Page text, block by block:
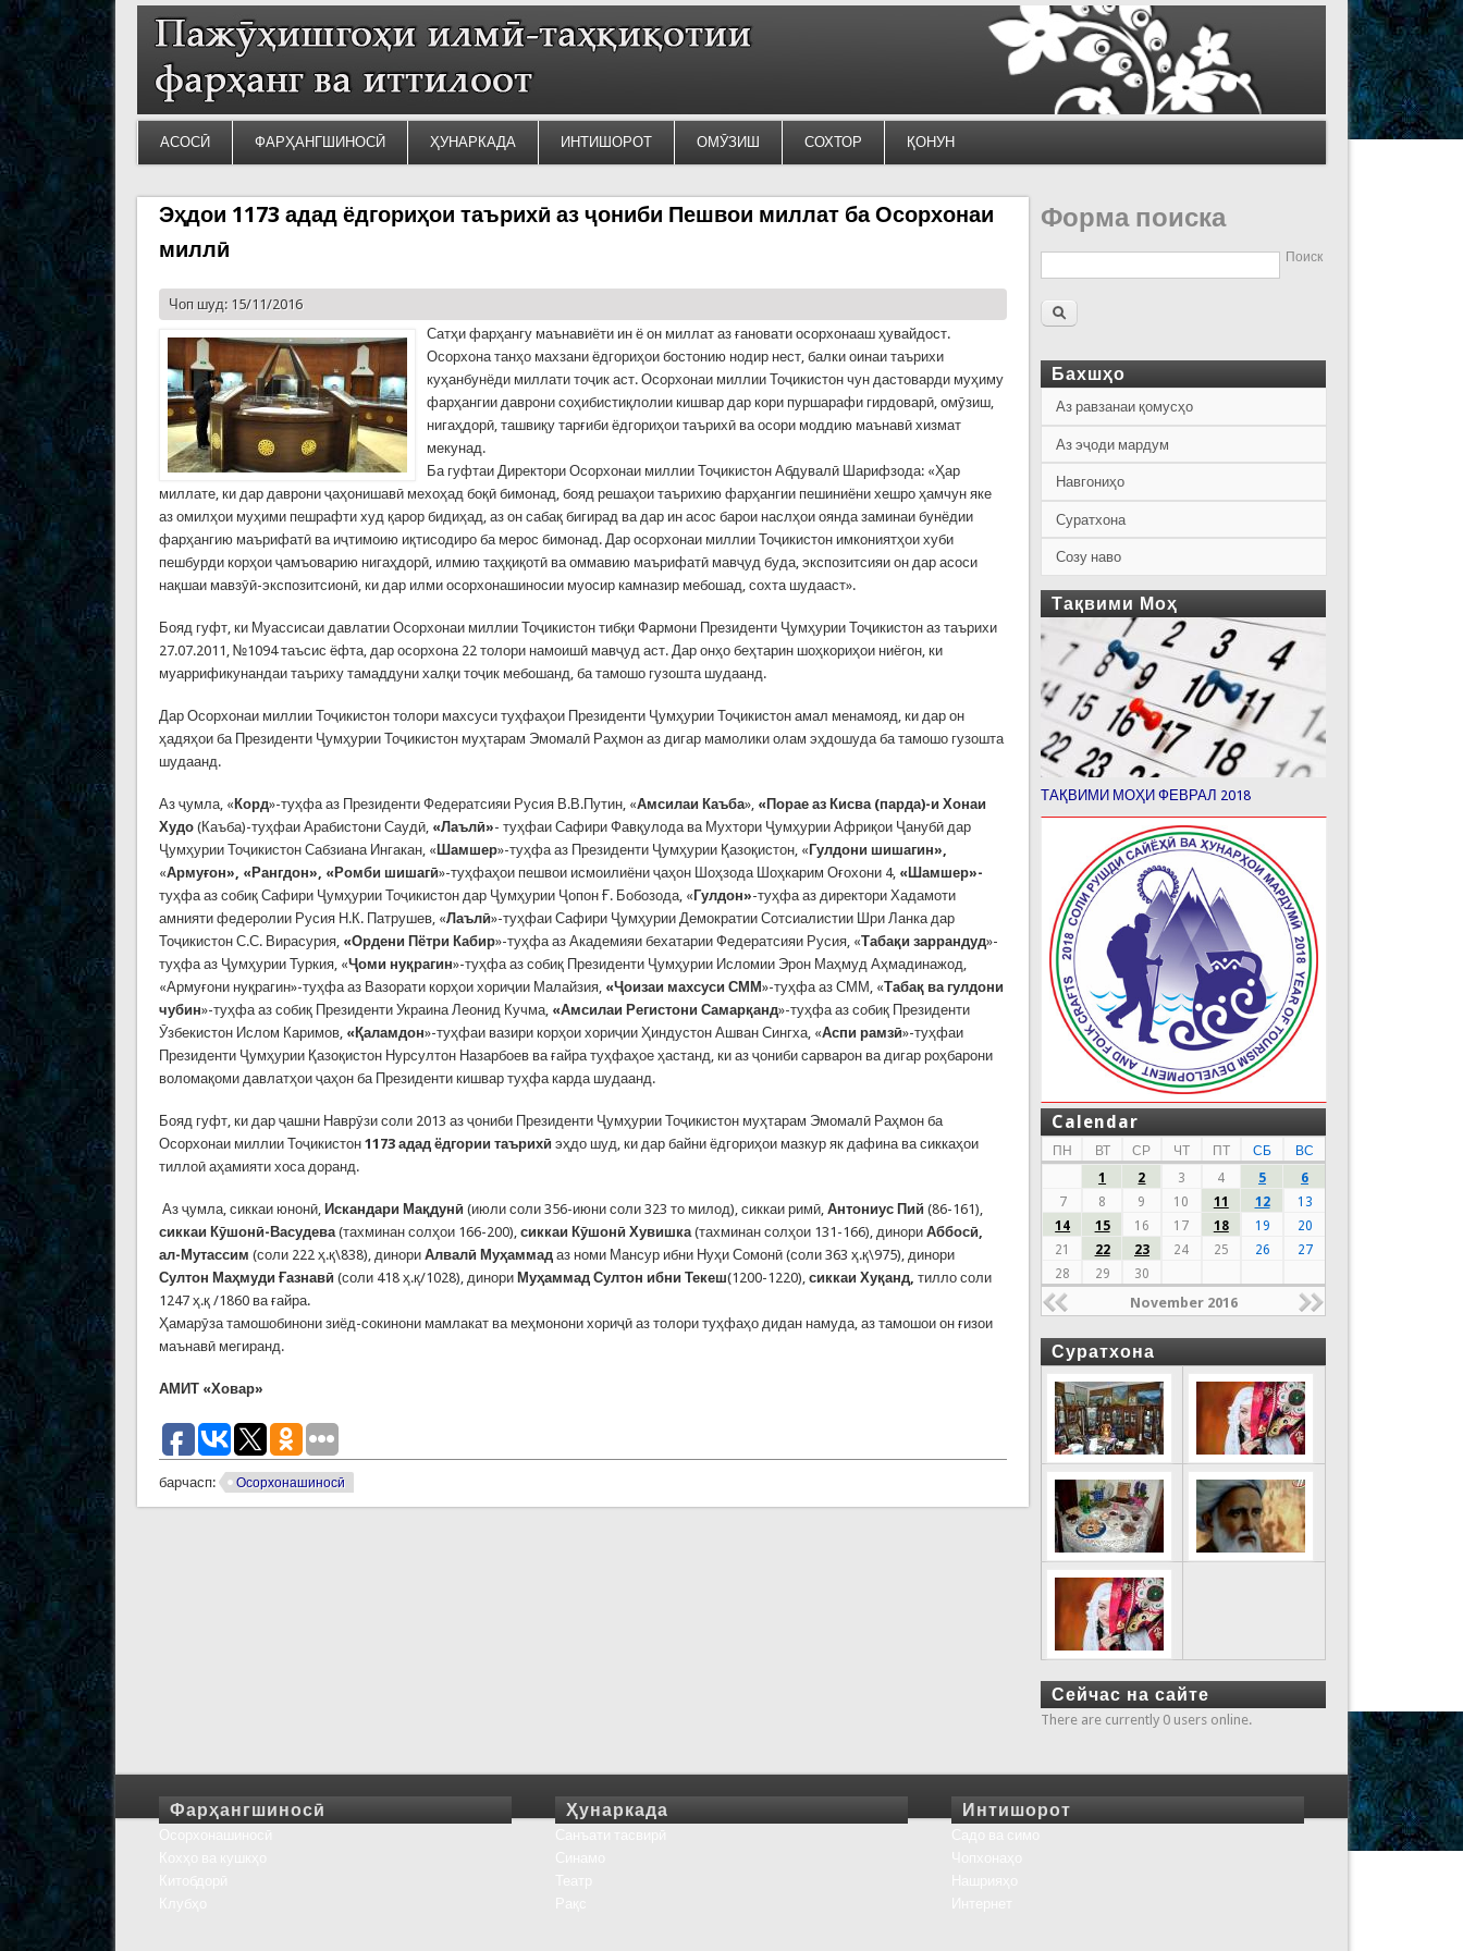
АСОСӢ ФАРҲАНГШИНОСӢ ҲУНАРКАДА ИНТИШОРОТ ОМӮЗИШ СОХТОР ҚОНУН
Эҳдои 1173 адад ёдгориҳои таърихӣ аз ҷониби Пешвои миллат ба Осорхонаи
миллӣ
Чоп шуд: 15/11/2016
Сатҳи фарҳангу маънавиёти ин ё он миллат аз ғановати осорхонааш ҳувайдост.
Осорхона танҳо махзани ёдгориҳои бостонию нодир нест, балки оинаи таърихи
куҳанбунёди миллати тоҷик аст. Осорхонаи миллии Тоҷикистон чун дастоварди муҳиму
фарҳангии даврони соҳибистиқлолии кишвар дар кори пуршарафи гирдоварӣ, омӯзиш,
нигаҳдорӣ, ташвиқу тарғиби ёдгориҳои таърихӣ ва осори моддию маънавӣ хизмат
мекунад.
Ба гуфтаи Директори Осорхонаи миллии Тоҷикистон Абдувалӣ Шарифзода: «Ҳар
миллате, ки дар даврони ҷаҳонишавӣ мехоҳад боқӣ бимонад, бояд решаҳои таърихию фарҳангии пешиниёни хешро ҳамчун яке
аз омилҳои муҳими пешрафти худ қарор бидиҳад, аз он сабақ бигирад ва дар ин асос барои наслҳои оянда заминаи бунёдии
фарҳангию маърифатӣ ва иҷтимоию иқтисодиро ба мерос бимонад. Дар осорхонаи миллии Тоҷикистон имкониятҳои хуби
пешбурди корҳои ҷамъоварию нигаҳдорӣ, илмию таҳқиқотӣ ва оммавию маърифатӣ мавҷуд буда, экспозитсияи он дар асоси
нақшаи мавзӯӣ-экспозитсионӣ, ки дар илми осорхонашиносии муосир камназир мебошад, сохта шудааст».
Бояд гуфт, ки Муассисаи давлатии Осорхонаи миллии Тоҷикистон тибқи Фармони Президенти Ҷумҳурии Тоҷикистон аз таърихи
27.07.2011, №1094 таъсис ёфта, дар осорхона 22 толори намоишӣ мавҷуд аст. Дар онҳо беҳтарин шоҳкориҳои ниёгон, ки
муаррификунандаи таъриху тамаддуни халқи тоҷик мебошанд, ба тамошо гузошта шудаанд.
Дар Осорхонаи миллии Тоҷикистон толори махсуси туҳфаҳои Президенти Ҷумҳурии Тоҷикистон амал менамояд, ки дар он
ҳадяҳои ба Президенти Ҷумҳурии Тоҷикистон муҳтарам Эмомалӣ Раҳмон аз дигар мамолики олам эҳдошуда ба тамошо гузошта
шудаанд.
Аз ҷумла, « Корд»-туҳфа аз Президенти Федератсияи Русия В.В.Путин, «Амсилаи Каъба», «Порае аз Кисва (парда)-и Хонаи
Худо(Каъба)-туҳфаи Арабистони Саудӣ, «Лаълӣ»- туҳфаи Сафири Фавқулода ва Мухтори Ҷумҳурии Африқои Ҷанубӣ дар
Ҷумҳурии Тоҷикистон Сабзиана Ингакан, « Шамшер»-туҳфа аз Президенти Ҷумҳурии Қазоқистон, « Гулдони шишагин»,
«Армуғон», «Рангдон», «Ромби шишагӣ»-туҳфаҳои пешвои исмоилиёни ҷаҳон Шоҳзода Шоҳкарим Оғохони 4, «Шамшер»-
туҳфа аз собиқ Сафири Ҷумҳурии Тоҷикистон дар Ҷумҳурии Ҷопон Ғ. Бобозода, « Гулдон»-туҳфа аз директори Хадамоти
амнияти федеролии Русия Н.К. Патрушев, «Лаълӣ»-туҳфаи Сафири Ҷумҳурии Демократии Сотсиалистии Шри Ланка дар
Тоҷикистон С.С. Вирасурия, «Ордени Пётри Кабир»-туҳфа аз Академияи бехатарии Федератсияи Русия, «Табақи заррандуд»-
туҳфа аз Ҷумҳурии Туркия, «Ҷоми нуқрагин»-туҳфа аз собиқ Президенти Ҷумҳурии Исломии Эрон Маҳмуд Аҳмадинажод,
«Армуғони нуқрагин»-туҳфа аз Вазорати корҳои хориҷии Малайзия, «Ҷоизаи махсуси СММ»-туҳфа аз СММ, «Табақ ва гулдони
чубин»-туҳфа аз собиқ Президенти Украина Леонид Кучма, «Амсилаи Регистони Самарқанд»-туҳфа аз собиқ Президенти
Ӯзбекистон Ислом Каримов, «Қаламдон»-туҳфаи вазири корҳои хориҷии Ҳиндустон Ашван Сингха, «Аспи рамзӣ»-туҳфаи
Президенти Ҷумҳурии Қазоқистон Нурсултон Назарбоев ва ғайра туҳфаҳое ҳастанд, ки аз ҷониби сарварон ва дигар роҳбарони
воломақоми давлатҳои ҷаҳон ба Президенти кишвар туҳфа карда шудаанд.
Бояд гуфт, ки дар ҷашни Наврӯзи соли 2013 аз ҷониби Президенти Ҷумҳурии Тоҷикистон муҳтарам Эмомалӣ Раҳмон ба
Осорхонаи миллии Тоҷикистон 1173 адад ёдгории таърихӣ эҳдо шуд, ки дар байни ёдгориҳои мазкур як дафина ва сиккаҳои
тиллоӣ аҳамияти хоса доранд.
Аз ҷумла, сиккаи юнонӣ, Искандари Мақдунӣ (июли соли 356-июни соли 323 то милод), сиккаи римӣ, Антониус Пий (86-161),
сиккаи Кӯшонӣ-Васудева(тахминан солҳои 166-200), сиккаи Кӯшонӣ Хувишка(тахминан солҳои 131-166), динори Аббосӣ,
ал-Мутассим (соли 222 ҳ.қ\838), динори Алвалӣ Муҳаммадаз номи Мансур ибни Нуҳи Сомонӣ (соли 363 ҳ.қ\975), динори
Султон Маҳмуди Ғазнавӣ (соли 418 ҳ.қ/1028), динори Муҳаммад Султон ибни Текеш(1200-1220), сиккаи Хуқанд, тилло соли
1247 ҳ.қ /1860 ва ғайра.
Ҳамарӯза тамошобинони зиёд-сокинони мамлакат ва меҳмонони хориҷӣ аз толори туҳфаҳо дидан намуда, аз тамошои он ғизои
маънавӣ мегиранд.
АМИТ «Ховар»
барчасп: Осорхонашиносӣ
Форма поиска
Поиск
Бахшҳо
Аз равзанаи қомусҳо
Аз эҷоди мардум
Навгониҳо
Суратхона
Созу наво
Тақвими Моҳ
ТАҚВИМИ МОҲИ ФЕВРАЛ 2018
Calendar
ПН ВТ СР ЧТ ПТ СБ
ВС
1
2 3 4 5
6
7
8 9 10 11 12
13
14
15 16 17 18 19
20
21
22 23 24 25 26
27
28
29 30
November 2016
Суратхона
Сейчас на сайте
There are currently 0 users online.
Фарҳангшиносӣ Ҳунаркада Интишорот